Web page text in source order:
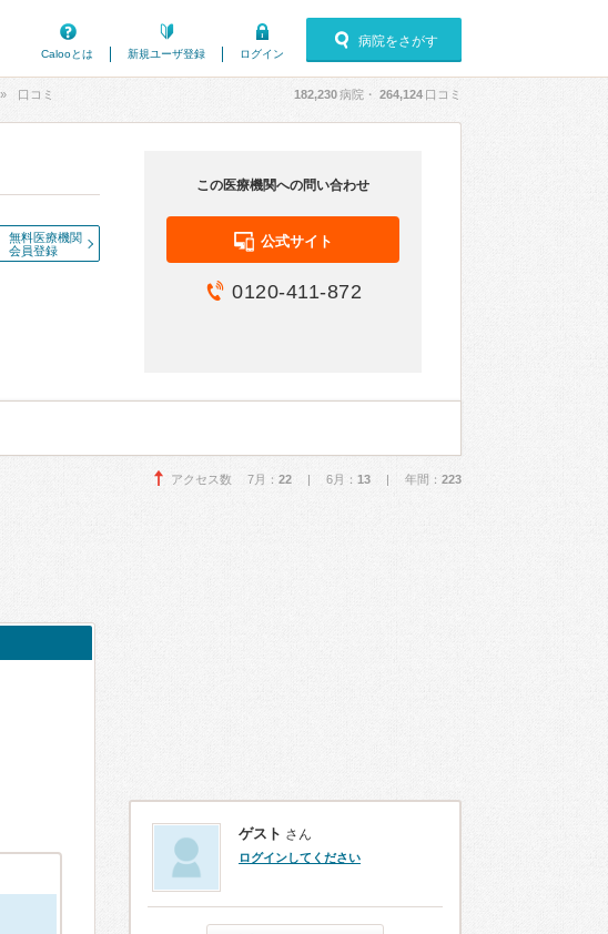
Calooとは
新規ユーザ登録 ログイン
病院をさがす
口コミ 182,230病院・ 264,124 口コミ
無料医療機関
会員登録
この医療機関への問い合わせ
公式サイト
0120-411-872
アクセス数 7月： 22 | 6月： 13 | 年間： 223
ゲスト さん
ログインしてください